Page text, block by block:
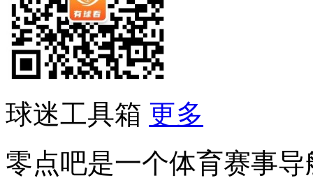
球迷工具箱 更多
零点吧是一个体育赛事